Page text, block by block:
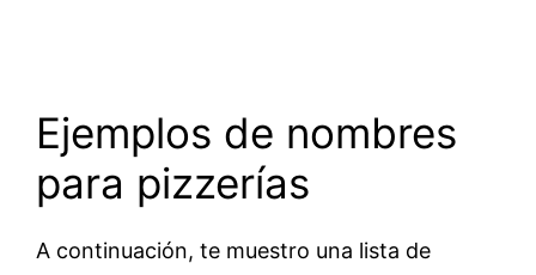
Ejemplos de nombres
para pizzerías
A continuación, te muestro una lista de